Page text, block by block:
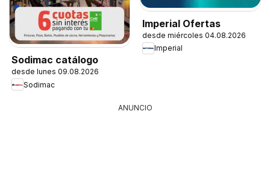
Sodimac catálogo
desde lunes 09.08.2026
Sodimac
Imperial Ofertas
desde miércoles 04.08.2026
Imperial
ANUNCIO